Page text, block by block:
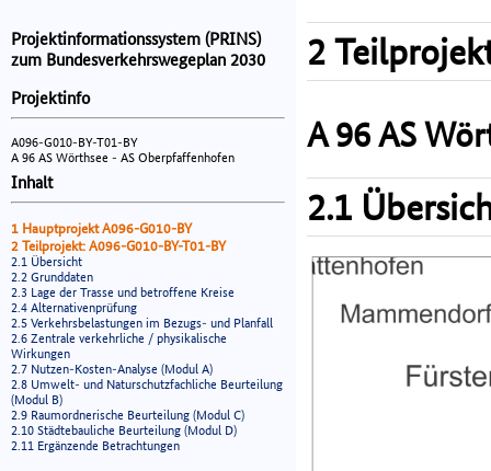
Projektinformationssystem (PRINS)
zum Bundesverkehrswegeplan 2030
Projektinfo
A096-G010-BY-T01-BY
A 96 AS Wörthsee - AS Oberpfaffenhofen
Inhalt
1 Hauptprojekt A096-G010-BY
2 Teilprojekt: A096-G010-BY-T01-BY
2.1 Übersicht
2.2 Grunddaten
2.3 Lage der Trasse und betroffene Kreise
2.4 Alternativenprüfung
2.5 Verkehrsbelastungen im Bezugs- und Planfall
2.6 Zentrale verkehrliche / physikalische
Wirkungen
2.7 Nutzen-Kosten-Analyse (Modul A)
2.8 Umwelt- und Naturschutzfachliche Beurteilung
(Modul B)
2.9 Raumordnerische Beurteilung (Modul C)
2.10 Städtebauliche Beurteilung (Modul D)
2.11 Ergänzende Betrachtungen
2
A 96 AS
2.1